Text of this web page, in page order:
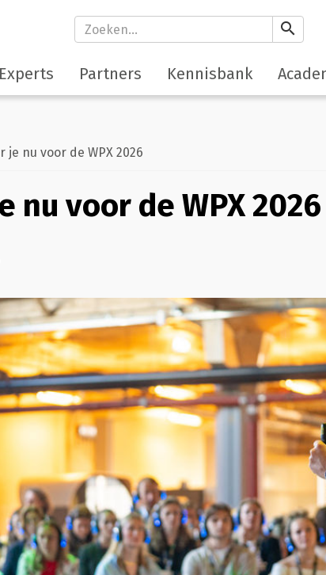
search
Experts Partners Kennisbank
je nu voor de WPX 2026
nu voor de WPX 2026